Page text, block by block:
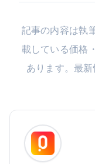
記事の内容は執
載している価格
あります。最